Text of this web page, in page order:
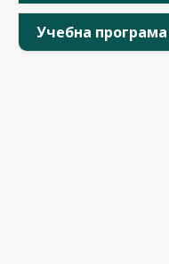
Учебна програма